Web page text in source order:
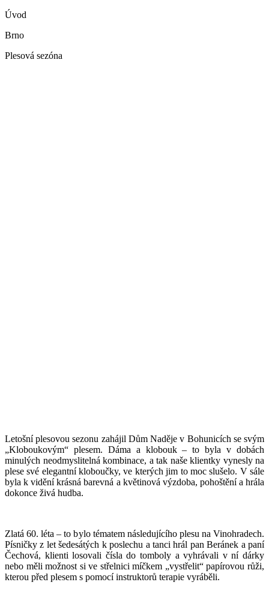
Úvod
Brno
Plesová sezóna
Letošní plesovou sezonu zahájil Dům Naděje v Bohunicích se svým
„Kloboukovým“ plesem. Dáma a klobouk – to byla v dobách
minulých neodmyslitelná kombinace, a tak naše klientky vynesly na
plese své elegantní kloboučky, ve kterých jim to moc slušelo. V sále
byla k vidění krásná barevná a květinová výzdoba, pohoštění a hrála
dokonce živá hudba.
Zlatá 60. léta – to bylo tématem následujícího plesu na Vinohradech.
Písničky z let šedesátých k poslechu a tanci hrál pan Beránek a paní
Čechová, klienti losovali čísla do tomboly a vyhrávali v ní dárky
nebo měli možnost si ve střelnici míčkem „vystřelit“ papírovou růži,
kterou před plesem s pomocí instruktorů terapie vyráběli.